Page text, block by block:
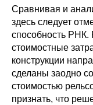
Сравнивая и
здесь следует
способность РНК.
стоимостные
конструкции
сделаны заодно
стоимостью
признать, что